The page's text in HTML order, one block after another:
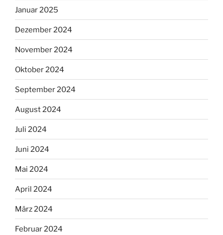
Januar 2025
Dezember 2024
November 2024
Oktober 2024
September 2024
August 2024
Juli 2024
Juni 2024
Mai 2024
April 2024
März 2024
Februar 2024